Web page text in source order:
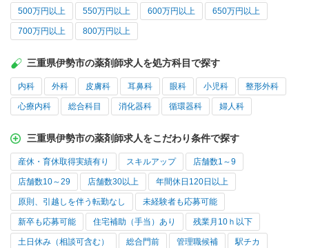
500万円以上 550万円以上 600万円以上 650万円以上
700万円以上 800万円以上
三重県伊勢市の薬剤師求人を処方科目で探す
内科 外科 皮膚科 耳鼻科 眼科 小児科 整形外科
心療内科 総合科目 消化器科 循環器科 婦人科
三重県伊勢市の薬剤師求人をこだわり条件で探す
産休・育休取得実績有り スキルアップ 店舗数1～9
店舗数10～29 店舗数30以上 年間休日120日以上
原則、引越しを伴う転勤なし 未経験者も応募可能
新卒も応募可能 住宅補助（手当）あり 残業月10ｈ以下
土日休み（相談可含む） 総合門前 管理職候補 駅チカ